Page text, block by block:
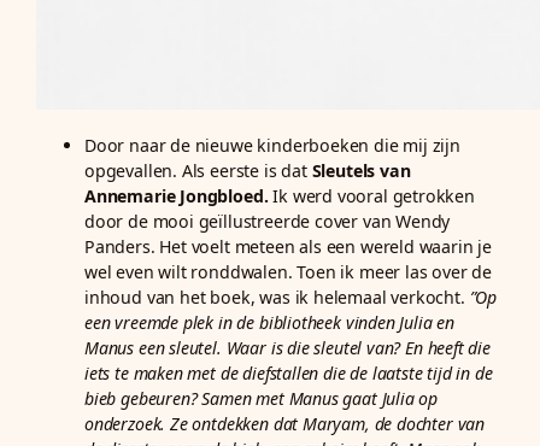
Door naar de nieuwe kinderboeken die mij zijn
opgevallen. Als eerste is dat Sleutels van
Annemarie Jongbloed.Ik werd vooral getrokken
door de mooi geïllustreerde cover van Wendy
Panders. Het voelt meteen als een wereld waarin je
wel even wilt ronddwalen. Toen ik meer las over de
inhoud van het boek, was ik helemaal verkocht. ”Op
een vreemde plek in de bibliotheek vinden Julia en
Manus een sleutel. Waar is die sleutel van? En heeft die
iets te maken met de diefstallen die de laatste tijd in de
bieb gebeuren? Samen met Manus gaat Julia op
onderzoek. Ze ontdekken dat Maryam, de dochter van